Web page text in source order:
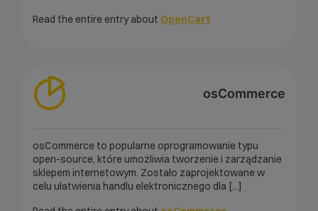
Read the entire entry about OpenCart
osCommerce
osCommerce to popularne oprogramowanie typu
open-source, które umożliwia tworzenie i zarządzanie
sklepem internetowym. Zostało zaprojektowane w
celu ułatwienia handlu elektronicznego dla [...]